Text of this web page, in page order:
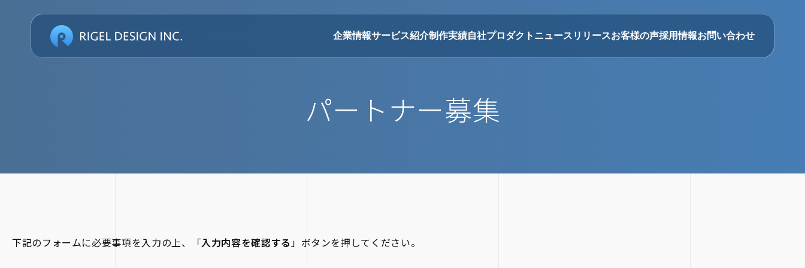
企業情報サービス紹介制作実績自社プロダクト ニュースリリースお客様の声採用情報お問い合わせ
パートナー募集
下記のフォームに必要事項を入力の上、「入力内容を確認する」ボタンを押してください。